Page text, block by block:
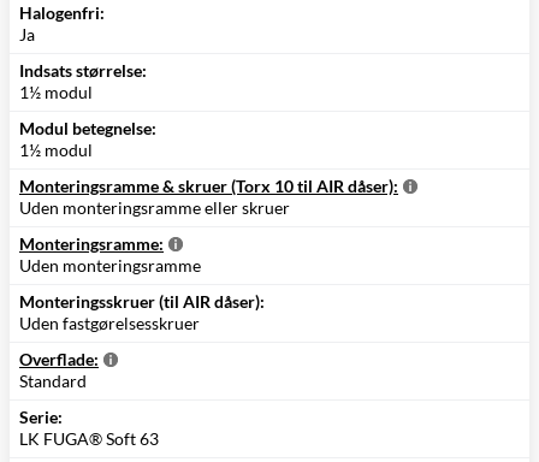
Halogenfri:
Ja
Indsats størrelse:
1½ modul
Modul betegnelse:
1½ modul
Monteringsramme & skruer (Torx 10 til AIR dåser):
Uden monteringsramme eller skruer
Monteringsramme:
Uden monteringsramme
Monteringsskruer (til AIR dåser):
Uden fastgørelsesskruer
Overflade:
Standard
Serie:
LK FUGA® Soft 63